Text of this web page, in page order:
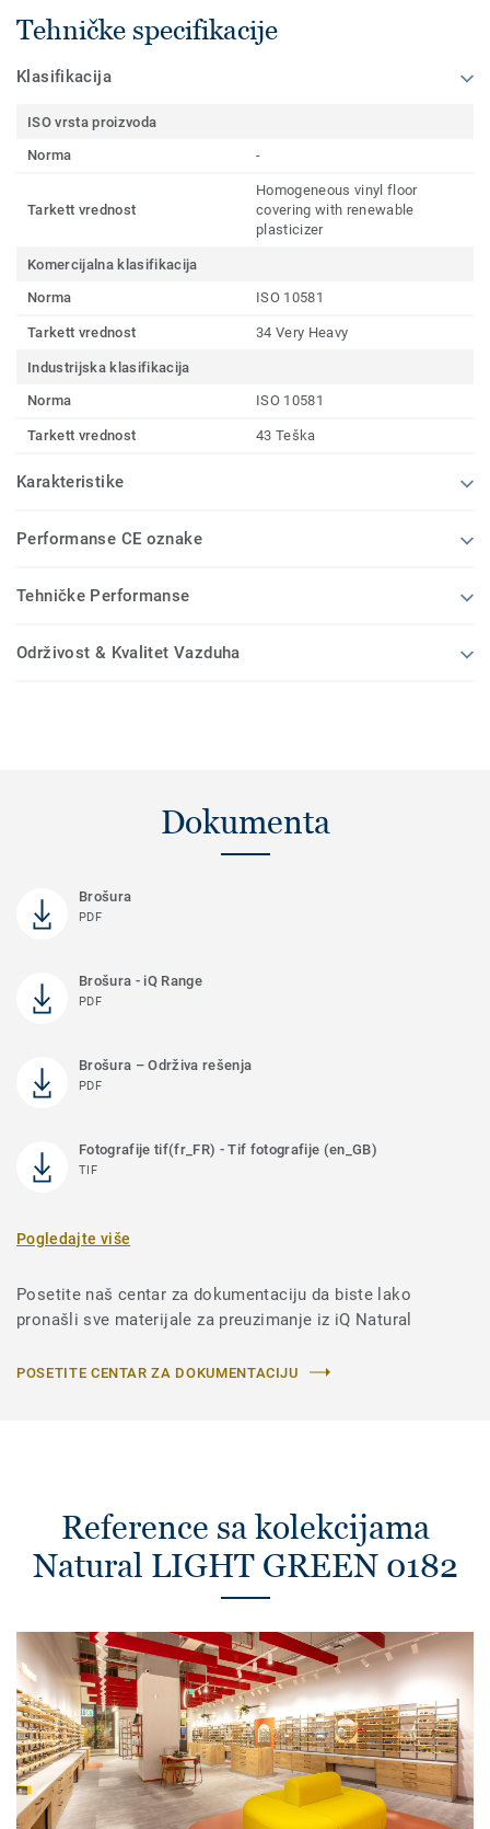
Tehničke specifikacije
Klasifikacija
ISO vrsta proizvoda
Norma
-
Tarkett vrednost
Homogeneous vinyl floor
covering with renewable
plasticizer
Komercijalna klasifikacija
Norma
ISO 10581
Tarkett vrednost 34 Very Heavy
Industrijska klasifikacija
Norma
ISO 10581
Tarkett vrednost 43 Teška
Karakteristike
Performanse CE oznake
Tehničke Performanse
Održivost & Kvalitet Vazduha
Dokumenta
Brošura
PDF
Brošura - iQ Range
PDF
Brošura – Održiva rešenja
PDF
Fotografije tif(fr_FR) - Tif fotografije (en_GB)
TIF
Pogledajte više
Posetite naš centar za dokumentaciju da biste lako
pronašli sve materijale za preuzimanje iz iQ Natural
POSETITE CENTAR ZA DOKUMENTACIJU
Reference sa kolekcijama
Natural LIGHT GREEN 0182